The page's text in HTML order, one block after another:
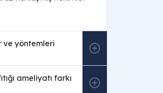
ve yöntemleri
ameliyatı farkı